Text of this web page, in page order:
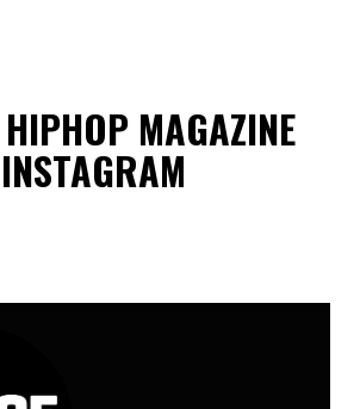
MAGAZINE
INSTAGRAM